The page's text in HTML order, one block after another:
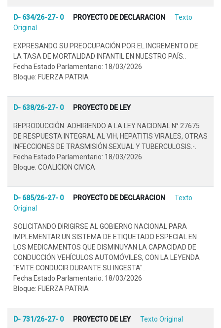
D- 634/26-27- 0 PROYECTO DE DECLARACION
Texto
Original
EXPRESANDO SU PREOCUPACIÓN POR EL INCREMENTO DE
LA TASA DE MORTALIDAD INFANTIL EN NUESTRO PAÍS..
Fecha Estado Parlamentario: 18/03/2026
Bloque: FUERZA PATRIA
D- 638/26-27- 0 PROYECTO DE LEY
REPRODUCCIÓN. ADHIRIENDO A LA LEY NACIONAL N° 27675
DE RESPUESTA INTEGRAL AL VIH, HEPATITIS VIRALES, OTRAS
INFECCIONES DE TRASMISIÓN SEXUAL Y TUBERCULOSIS.-.
Fecha Estado Parlamentario: 18/03/2026
Bloque: COALICION CIVICA
D- 685/26-27- 0 PROYECTO DE DECLARACION
Texto
Original
SOLICITANDO DIRIGIRSE AL GOBIERNO NACIONAL PARA
IMPLEMENTAR UN SISTEMA DE ETIQUETADO ESPECIAL EN
LOS MEDICAMENTOS QUE DISMINUYAN LA CAPACIDAD DE
CONDUCCIÓN VEHÍCULOS AUTOMÓVILES, CON LA LEYENDA
"EVITE CONDUCIR DURANTE SU INGESTA"..
Fecha Estado Parlamentario: 18/03/2026
Bloque: FUERZA PATRIA
D- 731/26-27- 0 PROYECTO DE LEY Texto Original